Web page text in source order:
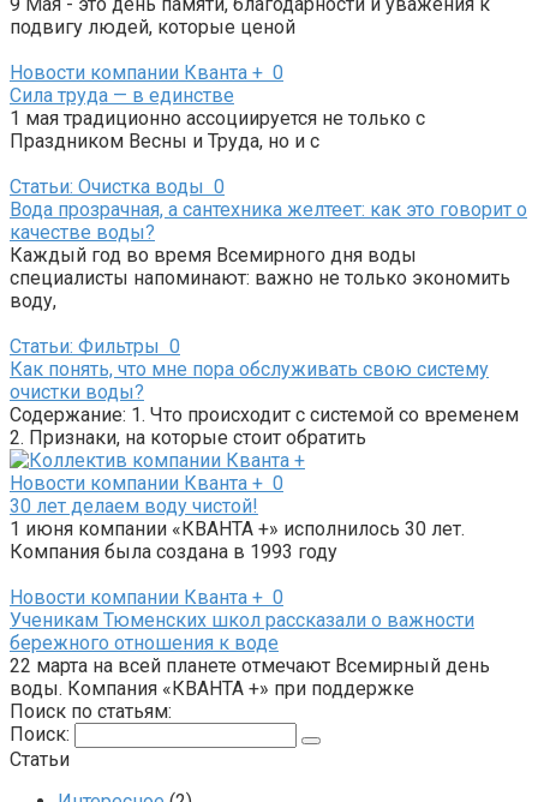
подвигу людей, которые ценой
Новости компании Кванта + 0
Сила труда — в единстве
1 мая традиционно ассоциируется не только с
Праздником Весны и Труда, но и с
Статьи: Очистка воды 0
Вода прозрачная, а сантехника желтеет: как это говорит о
качестве воды?
Каждый год во время Всемирного дня воды
специалисты напоминают: важно не только экономить
воду,
Статьи: Фильтры 0
Как понять, что мне пора обслуживать свою систему
очистки воды?
Содержание: 1. Что происходит с системой со временем
2. Признаки, на которые стоит обратить
Новости компании Кванта + 0
30 лет делаем воду чистой!
1 июня компании «КВАНТА +» исполнилось 30 лет.
Компания была создана в 1993 году
Новости компании Кванта + 0
Ученикам Тюменских школ рассказали о важности
бережного отношения к воде
22 марта на всей планете отмечают Всемирный день
воды. Компания «КВАНТА +» при поддержке
Поиск по статьям:
Поиск:
Статьи